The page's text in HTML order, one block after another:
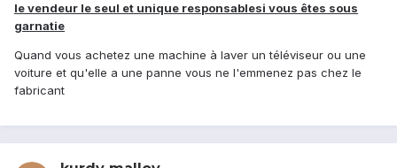
le vendeur le seul et unique responsablesi vous êtes sous
garnatie
Quand vous achetez une machine à laver un téléviseur ou une
voiture et qu'elle a une panne vous ne l'emmenez pas chez le
fabricant